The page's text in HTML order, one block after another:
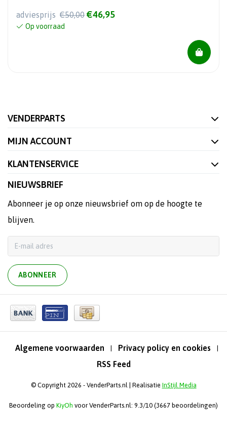
adviesprijs €50,00 €46,95
Op voorraad
VENDERPARTS
MIJN ACCOUNT
KLANTENSERVICE
NIEUWSBRIEF
Abonneer je op onze nieuwsbrief om op de hoogte te
blijven.
ABONNEER
Algemene voorwaarden | Privacy policy en cookies |
RSS Feed
© Copyright 2026 - VenderParts.nl | Realisatie InStijl Media
Beoordeling op KiyOh voor VenderParts.nl: 9.3/10 (3667 beoordelingen)